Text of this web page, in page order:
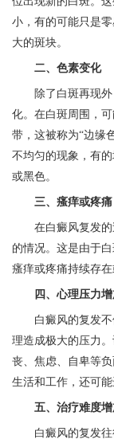
小，有的可能只是
大的斑块。
二、色素变化
除了白斑再现外
化。在白斑周围，
带，这被称为“边缘
不均匀的现象，有
或黑色。
三、瘙痒或疼痛
在白癜风复发的
的情况。这是由于
瘙痒或疼痛持续存
四、心理压力增
白癜风的复发不
理造成极大的压力
丧、焦虑、自卑等
生活和工作，还可能
五、治疗难度增
白癜风的复发往